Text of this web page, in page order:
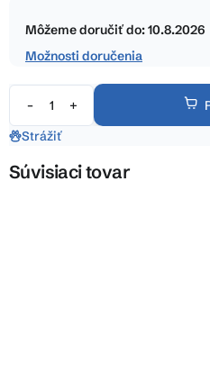
cena:
Môžeme doručiť do:10.8.2026
Možnosti doručenia
Strážiť
Súvisiaci tovar